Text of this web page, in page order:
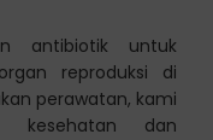
antibiotik untuk
reproduksi di
perawatan, kami
kesehatan dan